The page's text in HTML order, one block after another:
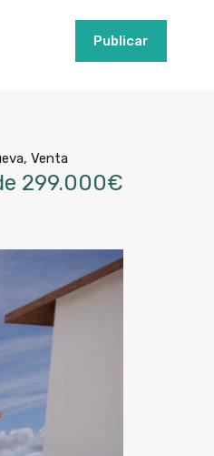
Publicar
Publicar
Venta
299.000€